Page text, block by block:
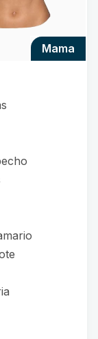
mama